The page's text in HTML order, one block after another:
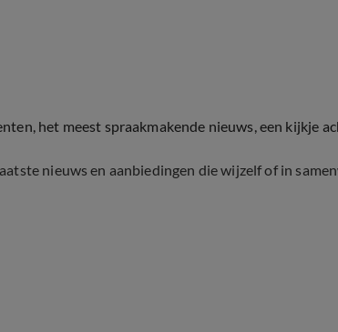
het meest spraakmakende nieuws, een kijkje
nieuws en aanbiedingen die wijzelf of in